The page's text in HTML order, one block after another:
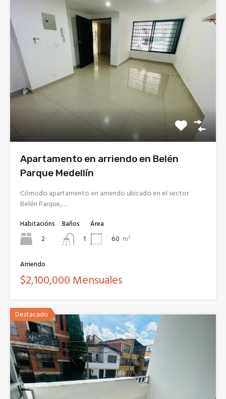
Apartamento en arriendo en Belén
Parque Medellín
Cómodo apartamento en arriendo ubicado en el sector
Belén Parque,…
Habitacións
2
Baños
1
Área
60 m²
Arriendo
$2,100,000 Mensuales
Destacado